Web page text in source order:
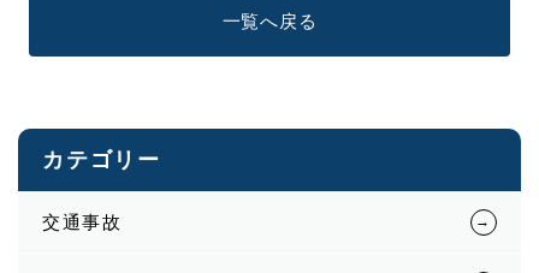
一覧へ戻る
カテゴリー
交通事故